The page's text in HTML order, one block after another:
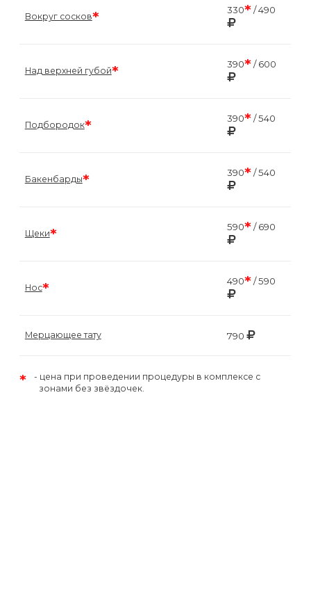
Вокруг сосков* 330*/ 490
Над верхней губой* 390*/ 600
Подбородок* 390*/ 540
Бакенбарды* 390*/ 540
Щеки* 590*/ 690
Нос* 490*/ 590
Мерцающее тату 790
*
цена при проведении процедуры в комплексе с
зонами без звёздочек.